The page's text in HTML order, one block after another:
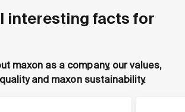
interesting facts for
maxon as a company, our values,
and maxon sustainability.